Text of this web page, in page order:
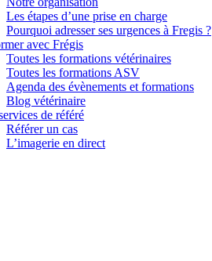
Les étapes d’une prise en charge
Pourquoi adresser ses urgences à Fregis ?
avec Frégis
Toutes les formations vétérinaires
Toutes les formations ASV
Agenda des évènements et formations
Blog vétérinaire
de référé
Référer un cas
L’imagerie en direct